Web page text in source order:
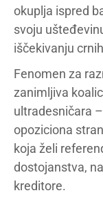
okuplja ispred
svoju
iščekivanju
Fenomen za
zanimljiva
ultradesničara
opoziciona
koja želi
dostojanstva,
kreditore.